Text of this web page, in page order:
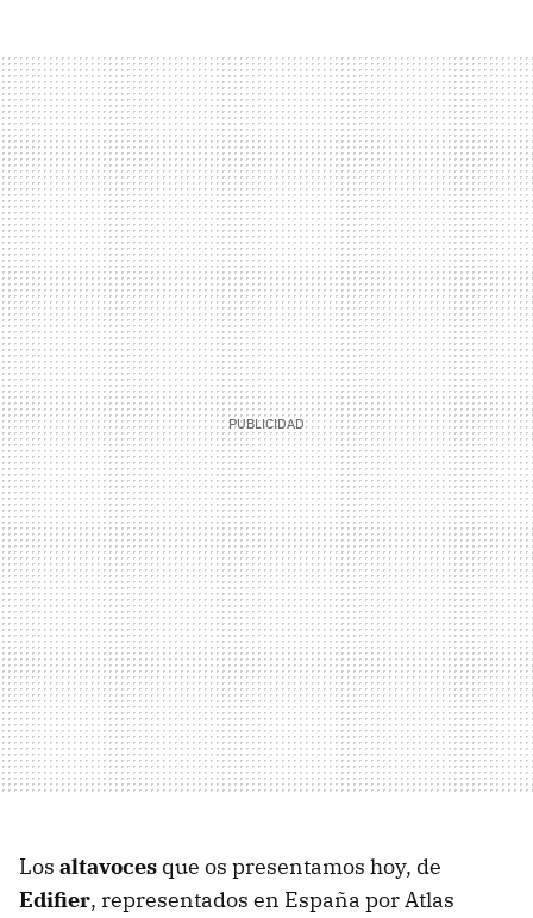
Los altavoces que os presentamos hoy, de
Edifier, representados en España por Atlas